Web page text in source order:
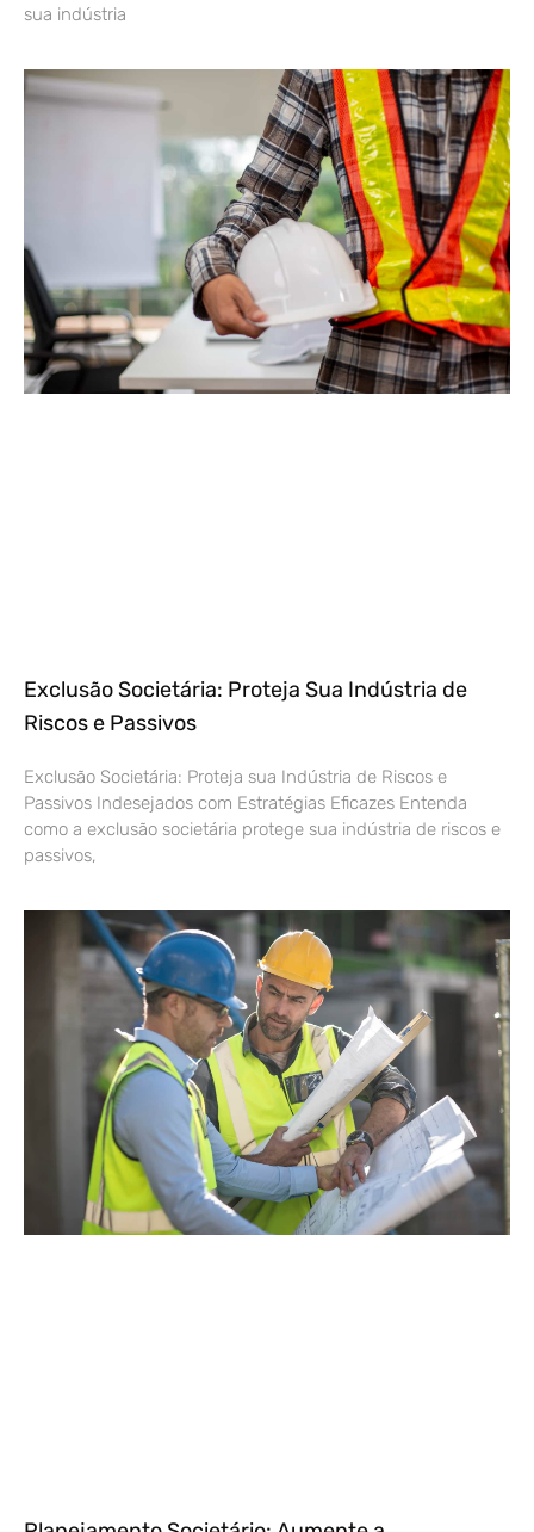
sua indústria
Exclusão Societária: Proteja Sua Indústria de
Riscos e Passivos
Exclusão Societária: Proteja sua Indústria de Riscos e
Passivos Indesejados com Estratégias Eficazes Entenda
como a exclusão societária protege sua indústria de riscos e
passivos,